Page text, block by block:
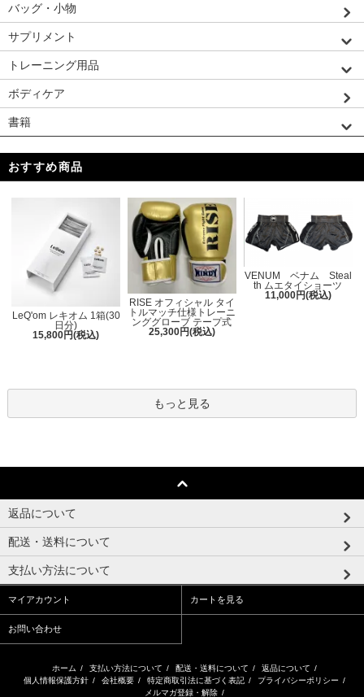
バッグ・小物
サプリメント
トレーニング用品
ボディケア
書籍
おすすめ商品
LeQ'om レキオム 1箱(30
日分)
15,800円(税込)
RISE オフィシャル タイ
トルマッチ仕様トレーニ
ンググローブ テープ式
25,300円(税込)
VENUM ベナム Steal
th ムエタイショーツ
11,000円(税込)
もっと見る
返品について
配送・送料について
支払い方法について
マイアカウント カートを見る
お問い合わせ
ホーム / 支払い方法について / 配送・送料について / 返品について /
個人情報保護方針 / 会社概要 / 特定商取引法に基づく表記 / プライバシーポリシー /
メルマガ登録・解除 /